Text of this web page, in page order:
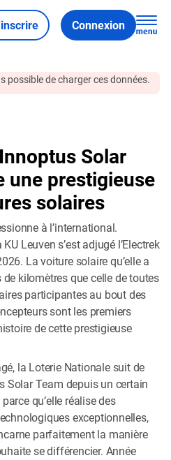
Connexion
possible de charger ces données.
Solar
une prestigieuse
solaires
à l’international.
Leuven s’est adjugé l’Electrek
La voiture solaire qu’elle a
kilomètres que celle de toutes
participantes au bout des
sont les premiers
de cette prestigieuse
la Loterie Nationale suit de
Solar Team depuis un certain
qu’elle réalise des
exceptionnelles,
parfaitement la manière
se différencier. Année